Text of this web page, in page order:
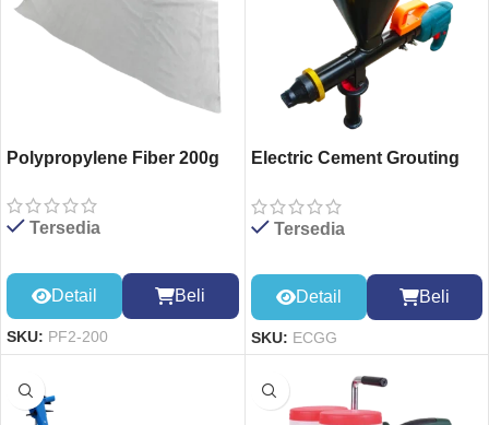
Polypropylene Fiber 200g
Tersedia
Detail Beli
SKU: PF2-200
Electric Cement Grouting
Tersedia
Detail Beli
SKU: ECGG